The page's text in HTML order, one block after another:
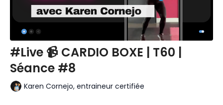
#Live 📹 CARDIO BOXE | T60 |
Séance #8
Karen Cornejo, entraineur certifiée